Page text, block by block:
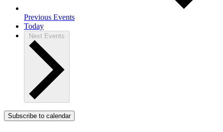
Previous Events
Today
Next Events
Subscribe to calendar